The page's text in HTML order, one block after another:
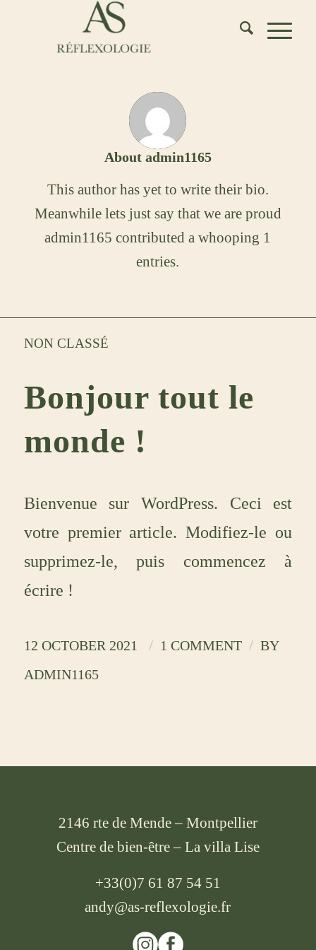
About admin1165
This author has yet to write their bio.
Meanwhile lets just say that we are proud
admin1165 contributed a whooping 1
entries.
NON CLASSÉ
Bonjour tout le
monde !
Bienvenue sur WordPress. Ceci est
votre premier article. Modifiez-le ou
supprimez-le, puis commencez à
écrire !
12 OCTOBER 2021 / 1 COMMENT / BY
ADMIN1165
2146 rte de Mende – Montpellier
Centre de bien-être – La villa Lise
+33(0)7 61 87 54 51
andy@as-reflexologie.fr